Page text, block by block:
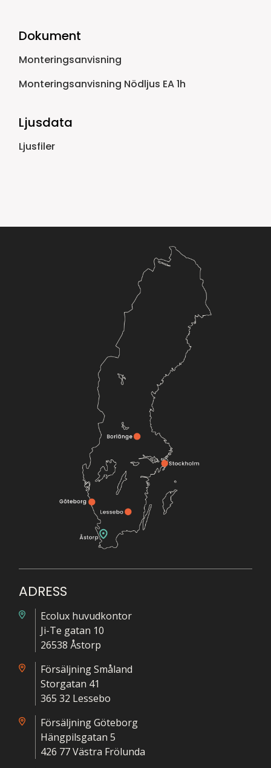
Dokument
Monteringsanvisning
Monteringsanvisning Nödljus EA 1h
Ljusdata
Ljusfiler
ADRESS
Ecolux huvudkontor
Ji-Te gatan 10
26538 Åstorp
Försäljning Småland
Storgatan 41
365 32 Lessebo
Försäljning Göteborg
Hängpilsgatan 5
426 77 Västra Frölunda